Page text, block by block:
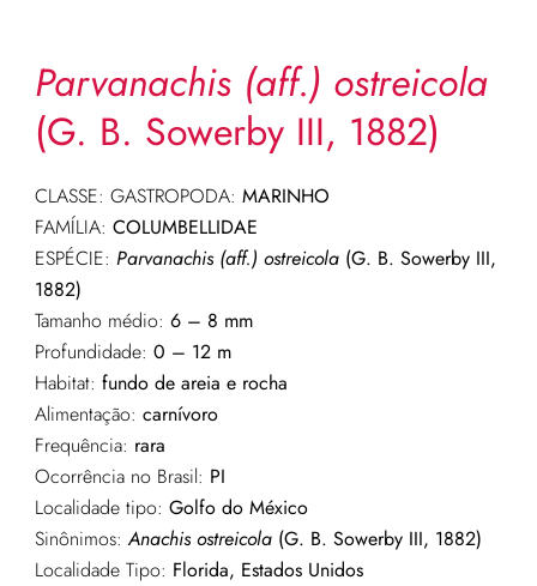
Parvanachis (aff.) ostreicola
(G. B. Sowerby III, 1882)
CLASSE: GASTROPODA: MARINHO
FAMÍLIA: COLUMBELLIDAE
ESPÉCIE: Parvanachis (aff.) ostreicola(G. B. Sowerby III,
1882)
Tamanho médio: 6 – 8 mm
Profundidade: 0 – 12 m
Habitat: fundo de areia e rocha
Alimentação: carnívoro
Frequência: rara
Ocorrência no Brasil: PI
Localidade tipo: Golfo do México
Sinônimos:Anachis ostreicola(G. B. Sowerby III, 1882)
Localidade Tipo: Florida, Estados Unidos